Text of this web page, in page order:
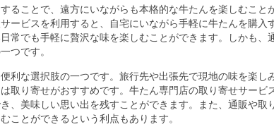
ることで、遠方にいながらも本格的な牛たんを楽しむこと
ービスを利用すると、自宅にいながら手軽に牛たんを購
常でも手軽に贅沢な味を楽しむことができます。しかも
つです。
利な選択肢の一つです。旅行先や出張先で現地の味を楽
取り寄せがおすすめです。牛たん専門店の取り寄せサービ
、美味しい思い出を残すことができます。また、通販や取
ことができるという利点もあります。